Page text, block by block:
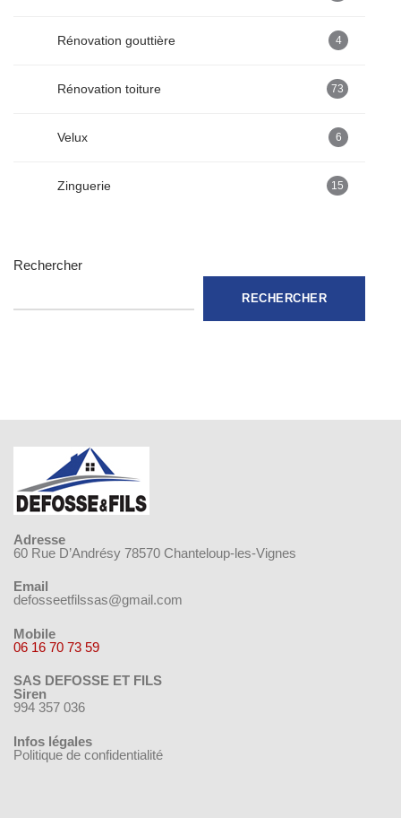
Rénovation gouttière 4
Rénovation toiture 73
Velux 6
Zinguerie 15
Rechercher
RECHERCHER
Adresse
60 Rue D’Andrésy 78570 Chanteloup-les-Vignes
Email
defosseetfilssas@gmail.com
Mobile
06 16 70 73 59
SAS DEFOSSE ET FILS
Siren
994 357 036
Infos légales
Politique de confidentialité